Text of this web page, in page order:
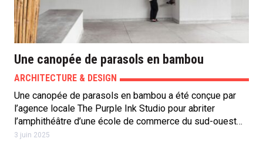
Une canopée de parasols en bambou
ARCHITECTURE & DESIGN
Une canopée de parasols en bambou a été conçue par
l’agence locale The Purple Ink Studio pour abriter
l’amphithéâtre d’une école de commerce du sud-ouest…
3 juin 2025